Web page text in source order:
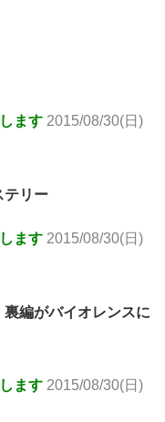
ます 2015/08/30(日)
テリー
ます 2015/08/30(日)
編がバイオレンスに
ます 2015/08/30(日)